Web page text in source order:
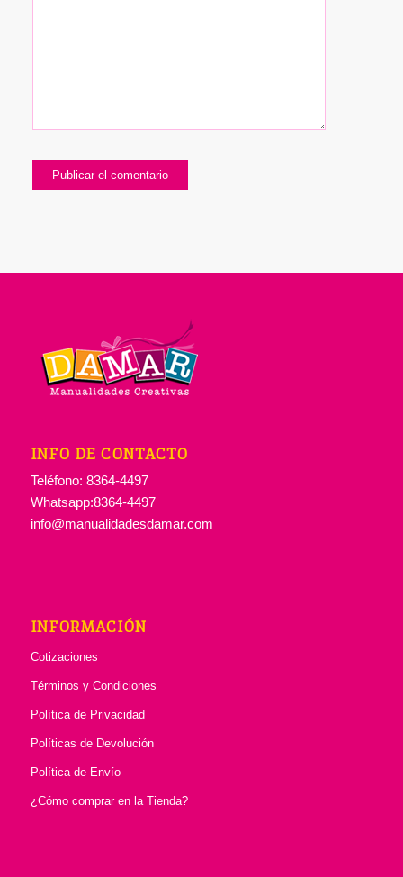
INFO DE CONTACTO
Teléfono: 8364-4497
Whatsapp:8364-4497
info@manualidadesdamar.com
INFORMACIÓN
Cotizaciones
Términos y Condiciones
Política de Privacidad
Políticas de Devolución
Política de Envío
¿Cómo comprar en la Tienda?